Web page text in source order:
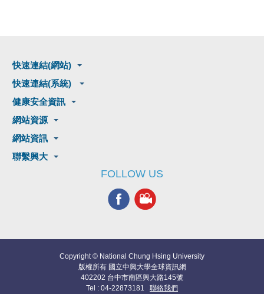
快速連結(網站)
快速連結(系統)
健康安全資訊
網站資源
網站資訊
聯繫興大
FOLLOW US
Copyright © National Chung Hsing University
版權所有 國立中興大學全球資訊網
402202 台中市南區興大路145號
Tel : 04-22873181 聯絡我們